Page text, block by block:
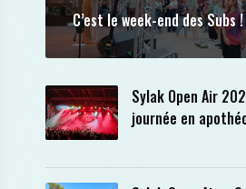
C’est le week-end des Subs !
Sylak Open Air
journée en